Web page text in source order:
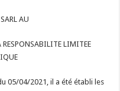
AU
LIMITEE
05/04/2021, il a été établi les